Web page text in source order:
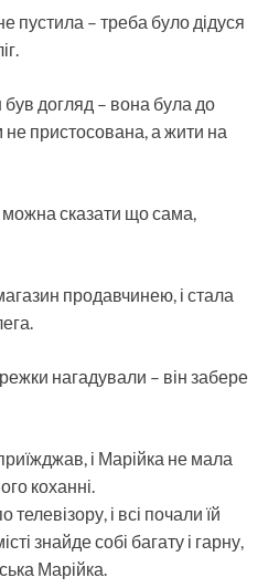
пустила – треба було дідуся
догляд – вона була до
не пристосована, а жити на
сказати що сама,
продавчинею, і стала
нагадували – він забере
і Марійка не мала
коханні.
і всі почали їй
знайде собі багату і гарну,
Марійка.